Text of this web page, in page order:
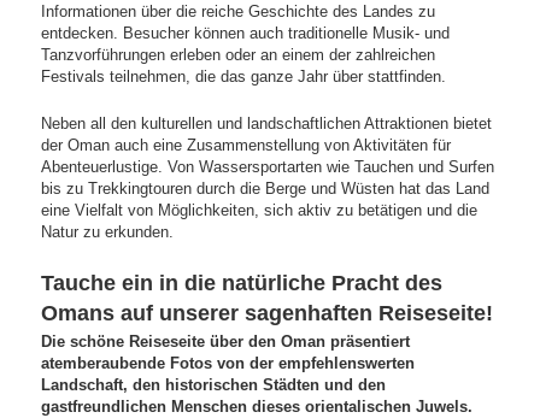
Informationen über die reiche Geschichte des Landes zu
entdecken. Besucher können auch traditionelle Musik- und
Tanzvorführungen erleben oder an einem der zahlreichen
Festivals teilnehmen, die das ganze Jahr über stattfinden.
Neben all den kulturellen und landschaftlichen Attraktionen bietet
der Oman auch eine Zusammenstellung von Aktivitäten für
Abenteuerlustige. Von Wassersportarten wie Tauchen und Surfen
bis zu Trekkingtouren durch die Berge und Wüsten hat das Land
eine Vielfalt von Möglichkeiten, sich aktiv zu betätigen und die
Natur zu erkunden.
Tauche ein in die natürliche Pracht des
Omans auf unserer sagenhaften Reiseseite!
Die schöne Reiseseite über den Oman präsentiert
atemberaubende Fotos von der empfehlenswerten
Landschaft, den historischen Städten und den
gastfreundlichen Menschen dieses orientalischen Juwels.